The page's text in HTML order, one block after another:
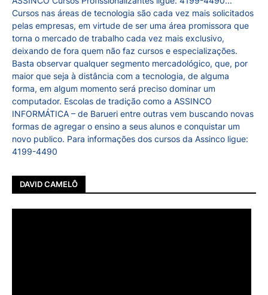
Cursos nas áreas de tecnologia são cada vez mais solicitados
pelas empresas, em virtude de ser uma área promissora que
torna o mercado de trabalho cada vez mais exclusivo,
deixando de fora quem não faz cursos e especializações.
Basta observar qualquer segmento mercadológico, que, por
maior que seja à distância com a tecnologia, de alguma
forma, em algum momento será preciso dominar um
computador. Escolas de tradição como a ASSINCO
INFORMÁTICA – de Barueri entre outras vem buscando novas
formas de agregar o ensino a seus alunos e conquistar um
novo publico. Para informações dos cursos da Assinco ligue:
4199-4490
DAVID CAMELÔ